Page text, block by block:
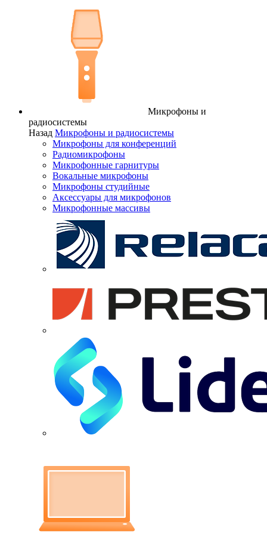
Микрофоны и
радиосистемы
Назад Микрофоны и радиосистемы
Микрофоны для конференций
Радиомикрофоны
Микрофонные гарнитуры
Вокальные микрофоны
Микрофоны студийные
Аксессуары для микрофонов
Микрофонные массивы